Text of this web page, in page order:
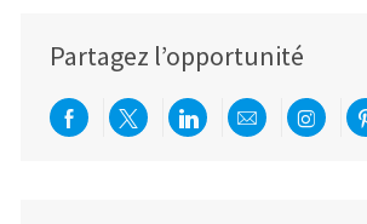
Partagez l’opportunité
Partager via Facebook
Partager via twitter
Partager via
Partager